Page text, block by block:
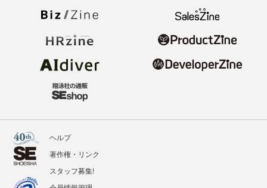
ヘルプ
著作権・リンク
スタッフ募集!